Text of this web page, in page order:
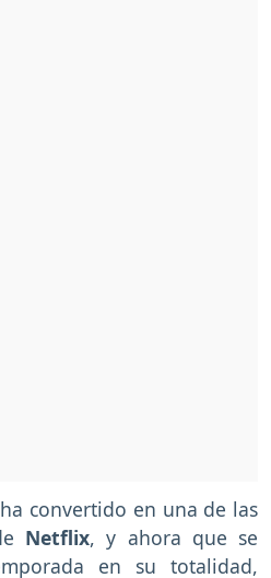
convertido en una de las
Netflix, y ahora que se
en su totalidad,